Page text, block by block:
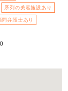
系列の美容施設あり
問弁護士あり